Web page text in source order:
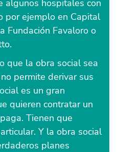
algunos hospitales con
por ejemplo en Capital
Fundación Favaloro o
que la obra social sea
permite derivar sus
es un gran
quieren contratar un
Tienen que
Y la obra social
planes